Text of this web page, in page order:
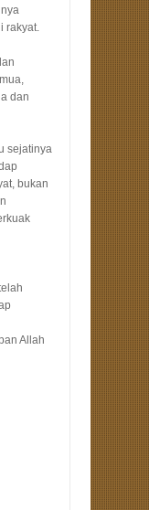
rakyat.
dan
sejatinya
bukan
Allah